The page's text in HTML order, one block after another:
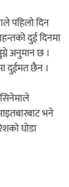
शीर्ष गीत
पहिलो दिन
दुई दिनमा
अनुमान छ ।
दुईमत छैन ।
भने
घोडा